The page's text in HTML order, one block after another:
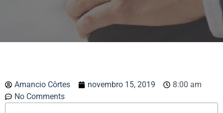
Amancio Côrtes novembro 15, 2019
8:00 am
No Comments